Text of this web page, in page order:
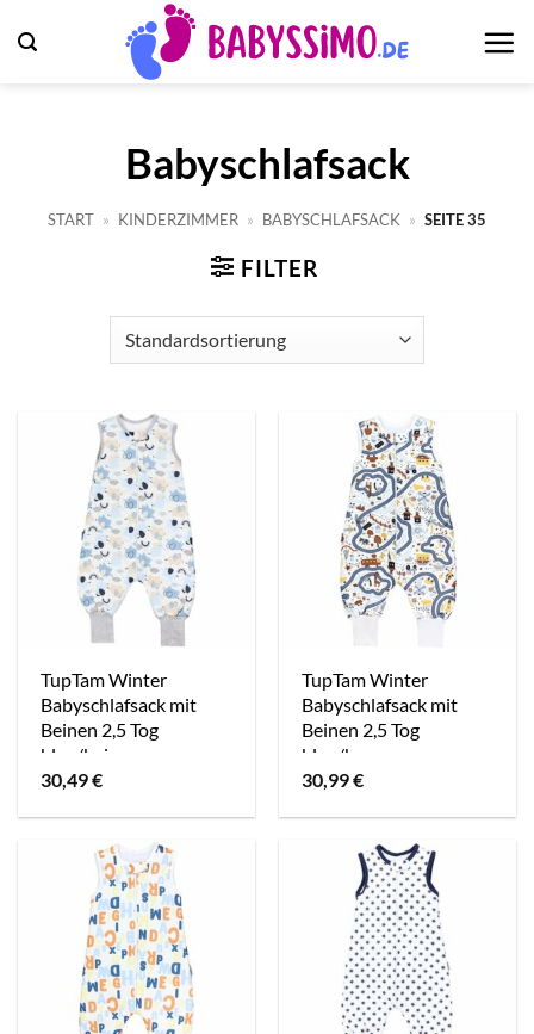
Inhalt
Babyschlafsack
START » KINDERZIMMER » BABYSCHLAFSACK » SEITE 35
FILTER
TupTam Winter
Babyschlafsack mit
Beinen 2,5 Tog
blau/beige
30,49€
TupTam Winter
Babyschlafsack mit
Beinen 2,5 Tog
blau/braun
30,99€